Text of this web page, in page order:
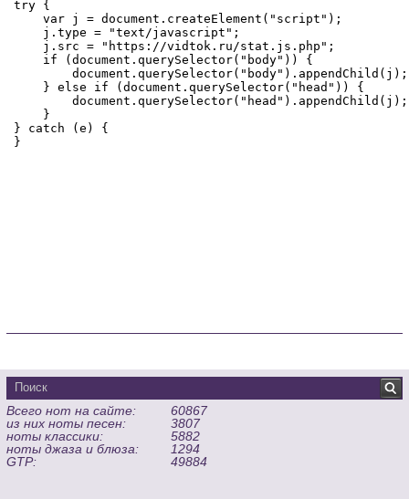
Всего нот на сайте:
60867
из них ноты песен:
3807
ноты классики:
5882
ноты джаза и блюза:
1294
GTP:
49884